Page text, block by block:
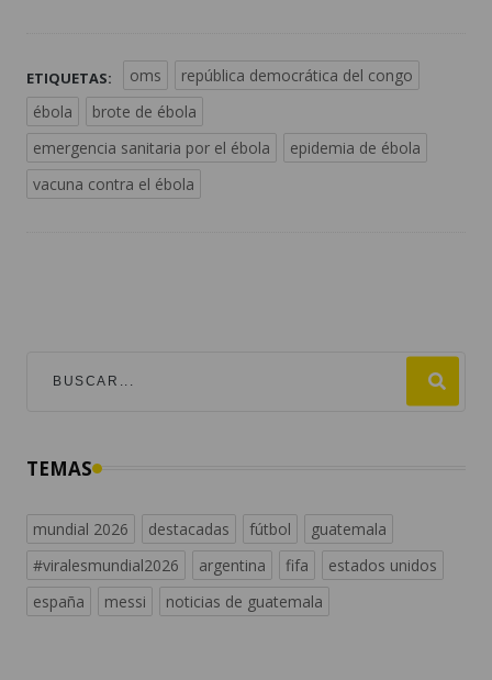
ETIQUETAS: oms
república democrática del congo
ébola
brote de ébola
emergencia sanitaria por el ébola
epidemia de ébola
vacuna contra el ébola
TEMAS
mundial 2026 destacadas fútbol
guatemala
#viralesmundial2026
argentina fifa
estados unidos
españa
messi noticias de guatemala